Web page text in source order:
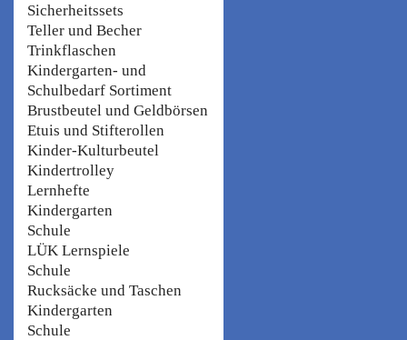
Sicherheitssets
Teller und Becher
Trinkflaschen
Kindergarten- und
Schulbedarf Sortiment
Brustbeutel und Geldbörsen
Etuis und Stifterollen
Kinder-Kulturbeutel
Kindertrolley
Lernhefte
Kindergarten
Schule
LÜK Lernspiele
Schule
Rucksäcke und Taschen
Kindergarten
Schule